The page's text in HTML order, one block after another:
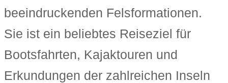
beeindruckenden Felsformationen.
Sie ist ein beliebtes Reiseziel für
Bootsfahrten, Kajaktouren und
Erkundungen der zahlreichen Inseln